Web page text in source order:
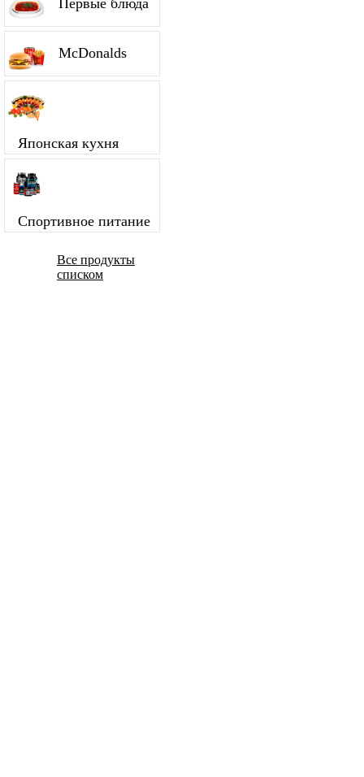
Первые блюда
McDonalds
Японская кухня
Спортивное питание
Все продукты
списком